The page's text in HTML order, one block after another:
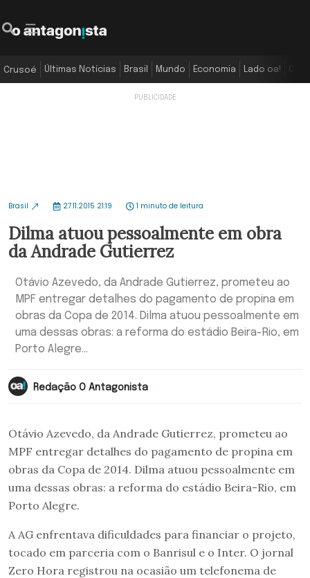
Crusoé Últimas Notícias Brasil Mundo Economia Lado oa!
Brasil 27.11.2015 21:19 1 minuto de leitura
Dilma atuou pessoalmente em obra
da Andrade Gutierrez
Otávio Azevedo, da Andrade Gutierrez, prometeu ao
MPF entregar detalhes do pagamento de propina em
obras da Copa de 2014. Dilma atuou pessoalmente em
uma dessas obras: a reforma do estádio Beira-Rio, em
Porto Alegre...
Redação O Antagonista
Otávio Azevedo, da Andrade Gutierrez, prometeu ao
MPF entregar detalhes do pagamento de propina em
obras da Copa de 2014. Dilma atuou pessoalmente em
uma dessas obras: a reforma do estádio Beira-Rio, em
Porto Alegre.
A AG enfrentava dificuldades para financiar o projeto,
tocado em parceria com o Banrisul e o Inter. O jornal
Zero Hora registrou na ocasião um telefonema de